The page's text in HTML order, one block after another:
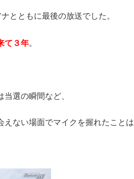
ともに最後の放送でした。
て３年
当選の瞬間など、
えない場面でマイクを握れたことは